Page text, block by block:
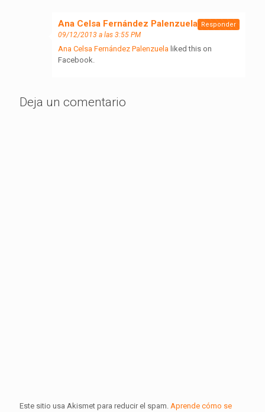
Ana Celsa Fernández Palenzuela dice:
09/12/2013 a las 3:55 PM
Ana Celsa Fernández Palenzuela liked this on
Facebook.
Responder
Deja un comentario
Este sitio usa Akismet para reducir el spam. Aprende cómo se